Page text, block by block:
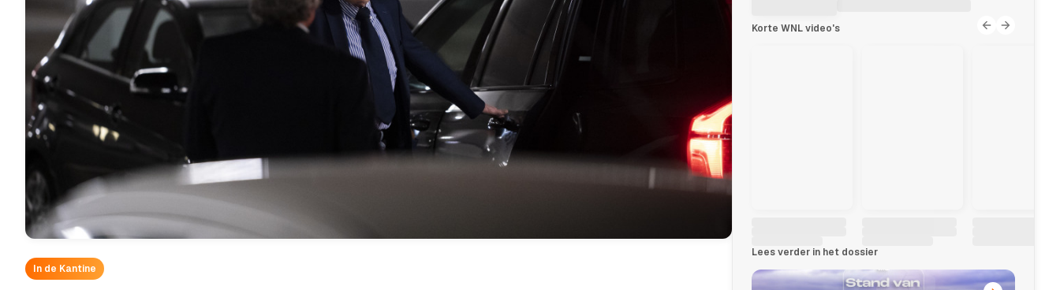
In de Kantine
Korte WNL video's
Lees verder in het dossier